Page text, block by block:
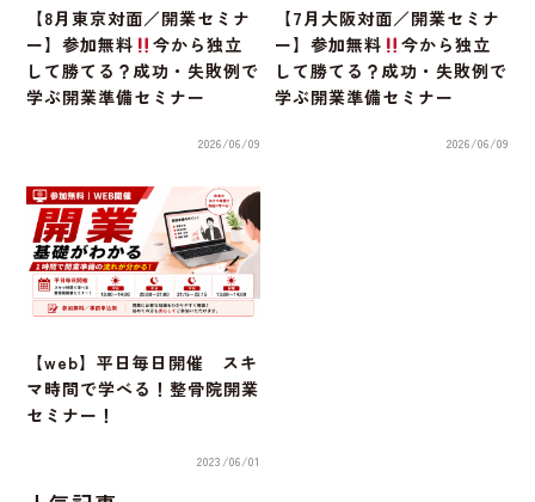
【8月東京対面／開業セミナ
ー】参加無料
今から独立
して勝てる？成功・失敗例で
学ぶ開業準備セミナー
2026/06/09
【7月大阪対面／開業セミナ
ー】参加無料
今から独立
して勝てる？成功・失敗例で
学ぶ開業準備セミナー
2026/06/09
【web】平日毎日開催 スキ
マ時間で学べる！整骨院開業
セミナー！
2023/06/01